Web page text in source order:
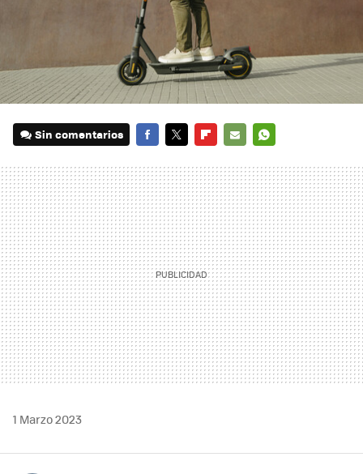
Sin comentarios
MAIL
1 Marzo 2023